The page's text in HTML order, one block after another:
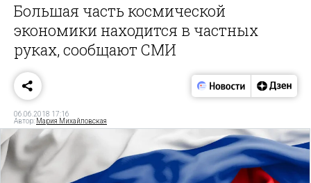
Большая часть космической
экономики находится в частных
руках, сообщают СМИ
06.06.2018 17:16
Автор: Мария Михайловская